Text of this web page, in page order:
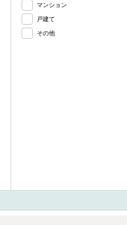
マンション
戸建て
その他